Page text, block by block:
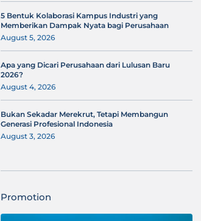
5 Bentuk Kolaborasi Kampus Industri yang
Memberikan Dampak Nyata bagi Perusahaan
August 5, 2026
Apa yang Dicari Perusahaan dari Lulusan Baru
2026?
August 4, 2026
Bukan Sekadar Merekrut, Tetapi Membangun
Generasi Profesional Indonesia
August 3, 2026
Promotion